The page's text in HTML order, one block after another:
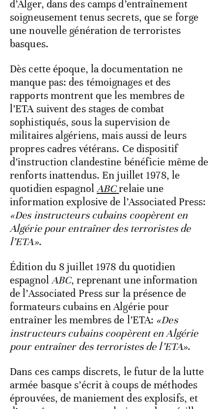
d’Alger, dans des camps d’entraînement
soigneusement tenus secrets, que se forge
une nouvelle génération de terroristes
basques.
Dès cette époque, la documentation ne
manque pas: des témoignages et des
rapports montrent que les membres de
l’ETA suivent des stages de combat
sophistiqués, sous la supervision de
militaires algériens, mais aussi de leurs
propres cadres vétérans. Ce dispositif
d’instruction clandestine bénéficie même de
renforts inattendus. En juillet 1978, le
quotidien espagnolABCrelaie une
information explosive de l’Associated Press:
«Des instructeurs cubains coopèrent en
Algérie pour entraîner des terroristes de
l’ETA».
Édition du 8 juillet 1978 du quotidien
espagnolABC, reprenant une information
de l’Associated Press sur la présence de
formateurs cubains en Algérie pour
entraîner les membres de l’ETA: «Des
instructeurs cubains coopèrent en Algérie
pour entraîner des terroristes de l’ETA».
Dans ces camps discrets, le futur de la lutte
armée basque s’écrit à coups de méthodes
éprouvées, de maniement des explosifs, et